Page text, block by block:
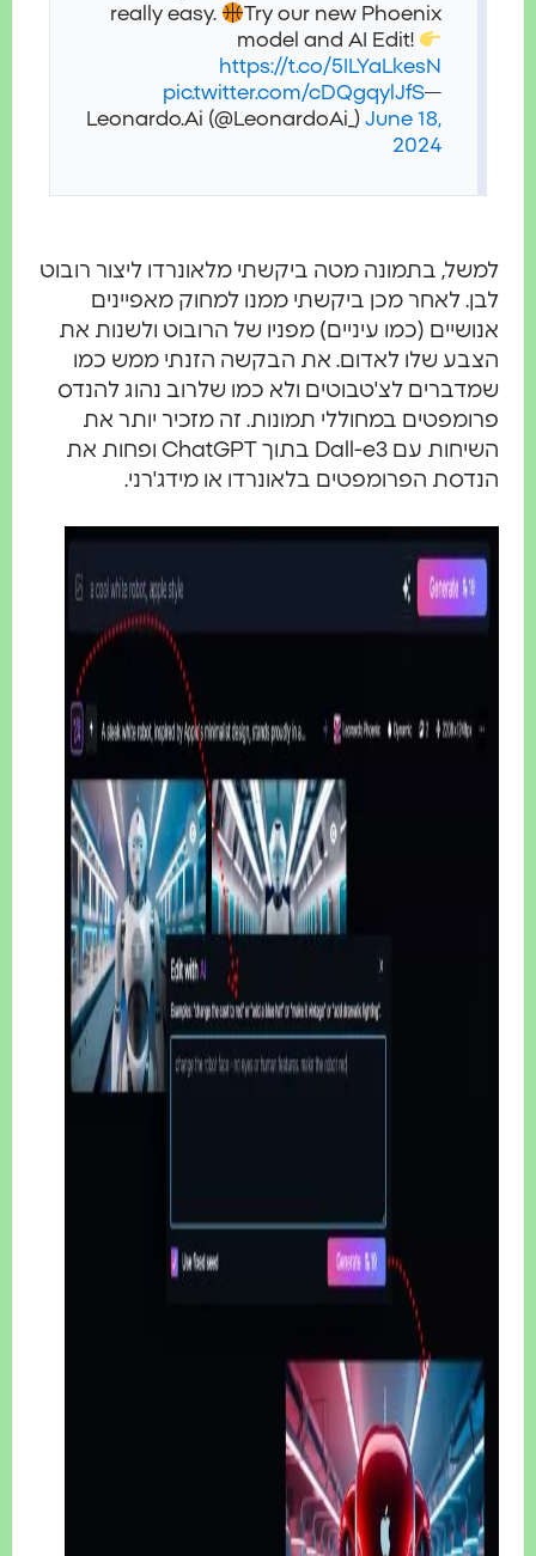
really easy.
Try our new Phoenix
model and AI Edit!
https://t.co/5ILYaLkesN
pic.twitter.com/cDQgqylJfS
Leonardo.Ai (@LeonardoAi_)June 18,
בתמונה מטה ביקשתי מלאונרדו ליצור רובוט
לאחר מכן ביקשתי ממנו למחוק מאפיינים
(כמו עיניים) מפניו של הרובוט ולשנות את
שלו לאדום. את הבקשה הזנתי ממש כמו
לצ'טבוטים ולא כמו שלרוב נהוג להנדס
במחוללי תמונות. זה מזכיר יותר את
השיחות עם Dall-e3 בתוך ChatGPT ופחות את
הפרומפטים בלאונרדו או מידג'רני.